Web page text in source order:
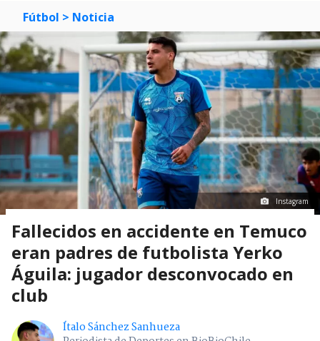
Fútbol > Noticia
Instagram
Fallecidos en accidente en Temuco
eran padres de futbolista Yerko
Águila: jugador desconvocado en
club
Ítalo Sánchez Sanhueza